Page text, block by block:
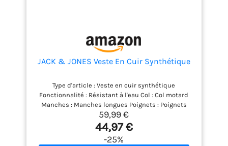
JACK & JONES Veste En Cuir Synthétique
Type d'article : Veste en cuir synthétique
Fonctionnalité : Résistant à l'eau Col : Col motard
Manches : Manches longues Poignets : Poignets
zippés Fermeture : Fermeture éclair Poches :
Poches avant Détails : Détail matelassés, Fermeture
éclair
59,99 €
44,97 €
-25%